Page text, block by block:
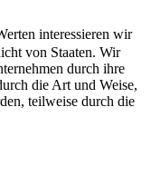
interessieren wir
von Staaten. Wir
durch ihre
die Art und Weise,
teilweise durch die